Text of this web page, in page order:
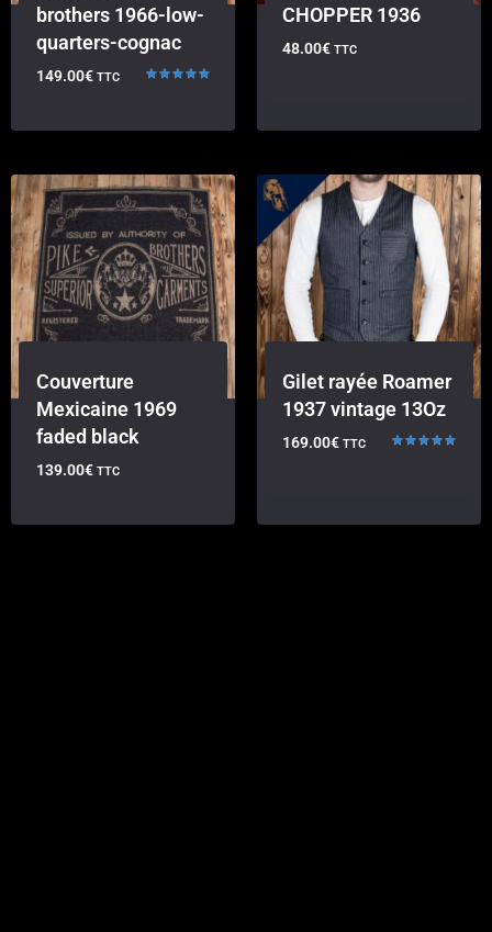
brothers 1966-low-
quarters-cognac
149.00€ TTC
CHOPPER 1936
48.00€ TTC
Couverture
Mexicaine 1969
faded black
139.00€ TTC
Gilet rayée Roamer
1937 vintage 13Oz
169.00€ TTC